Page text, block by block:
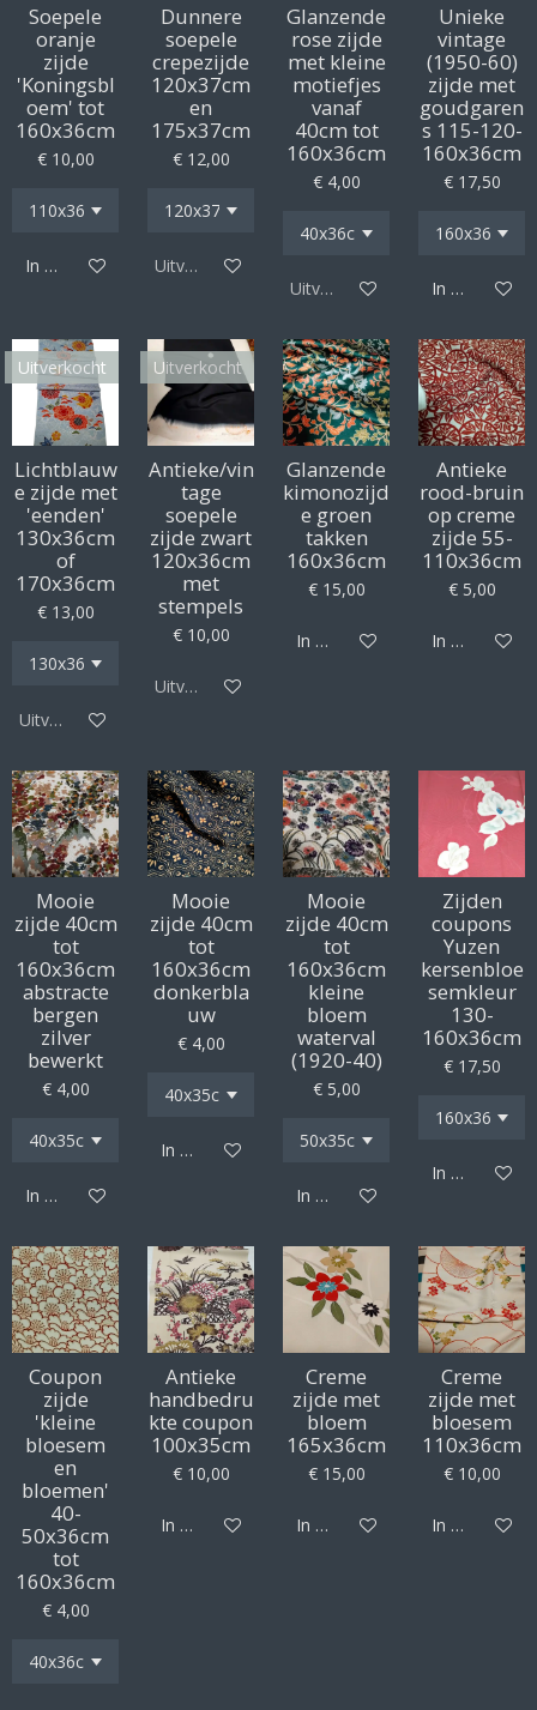
Soepele
oranje
zijde
'Koningsbl
oem' tot
160x36cm
€ 10,00
In winkelwagen
Dunnere
soepele
crepezijde
120x37cm
en
175x37cm
€ 12,00
Uitverkocht
Glanzende
rose zijde
met kleine
motiefjes
vanaf
40cm tot
160x36cm
€ 4,00
Uitverkocht
Unieke
vintage
(1950-60)
zijde met
goudgaren
s 115-120-
160x36cm
€ 17,50
In
Uitverkocht
Lichtblauw
e zijde met
'eenden'
130x36cm
of
170x36cm
€ 13,00
Uitverkocht
Uitverkocht
Antieke/vin
tage
soepele
zijde zwart
120x36cm
met
stempels
€ 10,00
Uitverkocht
Glanzende
kimonozijd
e groen
takken
160x36cm
€ 15,00
In winkelwagen
Antieke
rood-bruin
op creme
zijde 55-
110x36cm
€ 5,00
In
Mooie
zijde 40cm
tot
160x36cm
abstracte
bergen
zilver
bewerkt
€ 4,00
In winkelwagen
Mooie
zijde 40cm
tot
160x36cm
donkerbla
uw
€ 4,00
In winkelwagen
Mooie
zijde 40cm
tot
160x36cm
kleine
bloem
waterval
(1920-40)
€ 5,00
In winkelwagen
Zijden
coupons
Yuzen
kersenbloe
semkleur
130-
160x36cm
€ 17,50
In
Coupon
zijde
'kleine
bloesem
en
bloemen'
40-
50x36cm
tot
160x36cm
€ 4,00
Antieke
handbedru
kte coupon
100x35cm
€ 10,00
In winkelwagen
Creme
zijde met
bloem
165x36cm
€ 15,00
In winkelwagen
Creme
zijde met
bloesem
110x36cm
€ 10,00
In